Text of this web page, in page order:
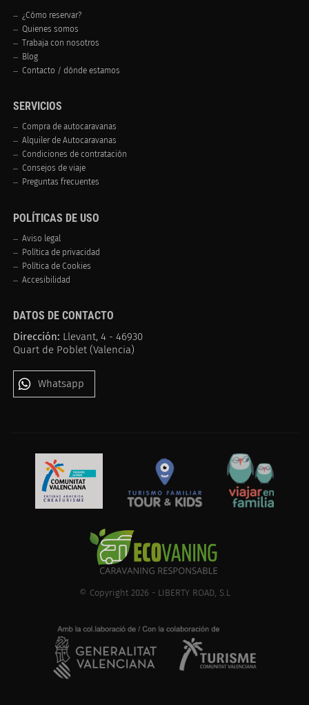
¿Cómo reservar?
Quienes somos
Trabaja con nosotros
Blog
Contacto / dónde estamos
SERVICIOS
Compra de autocaravanas
Alquiler de Autocaravanas
Condiciones de contratación
Consejos de viaje
Preguntas frecuentes
POLÍTICAS DE USO
Aviso legal
Política de privacidad
Política de Cookies
Accesibilidad
DATOS DE CONTACTO
Dirección: Llevant, 4 - 46930
Quart de Poblet (Valencia)
Whatsapp
© Copyright 2026 - LIBERTY ROAD, S.L